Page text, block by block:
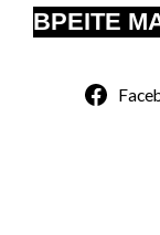
ΒΡΕΙΤΕ